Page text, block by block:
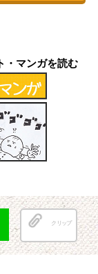
・マンガを読む
クリップ